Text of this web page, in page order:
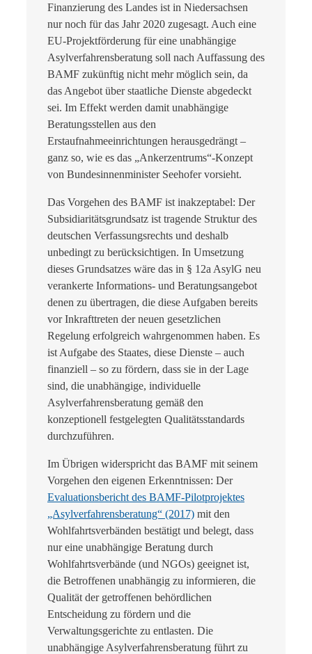
Finanzierung des Landes ist in Niedersachsen
nur noch für das Jahr 2020 zugesagt. Auch eine
EU-Projektförderung für eine unabhängige
Asylverfahrensberatung soll nach Auffassung des
BAMF zukünftig nicht mehr möglich sein, da
das Angebot über staatliche Dienste abgedeckt
sei. Im Effekt werden damit unabhängige
Beratungsstellen aus den
Erstaufnahmeeinrichtungen herausgedrängt –
ganz so, wie es das „Ankerzentrums“-Konzept
von Bundesinnenminister Seehofer vorsieht.
Das Vorgehen des BAMF ist inakzeptabel: Der
Subsidiaritätsgrundsatz ist tragende Struktur des
deutschen Verfassungsrechts und deshalb
unbedingt zu berücksichtigen. In Umsetzung
dieses Grundsatzes wäre das in § 12a AsylG neu
verankerte Informations- und Beratungsangebot
denen zu übertragen, die diese Aufgaben bereits
vor Inkrafttreten der neuen gesetzlichen
Regelung erfolgreich wahrgenommen haben. Es
ist Aufgabe des Staates, diese Dienste – auch
finanziell – so zu fördern, dass sie in der Lage
sind, die unabhängige, individuelle
Asylverfahrensberatung gemäß den
konzeptionell festgelegten Qualitätsstandards
durchzuführen.
Im Übrigen widerspricht das BAMF mit seinem
Vorgehen den eigenen Erkenntnissen: Der
Evaluationsbericht des BAMF-Pilotprojektes
„Asylverfahrensberatung“ (2017) mit den
Wohlfahrtsverbänden bestätigt und belegt, dass
nur eine unabhängige Beratung durch
Wohlfahrtsverbände (und NGOs) geeignet ist,
die Betroffenen unabhängig zu informieren, die
Qualität der getroffenen behördlichen
Entscheidung zu fördern und die
Verwaltungsgerichte zu entlasten. Die
unabhängige Asylverfahrensberatung führt zu